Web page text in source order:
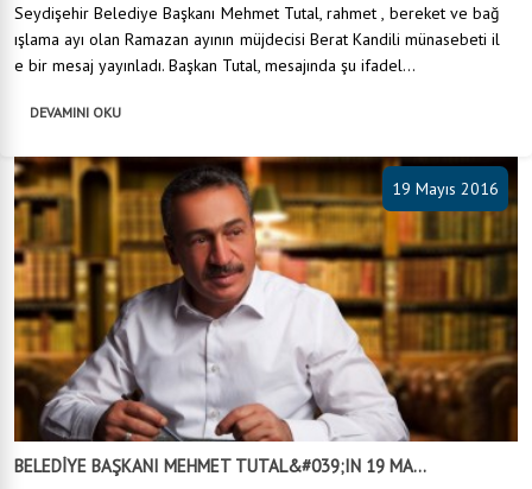
Seydişehir Belediye Başkanı Mehmet Tutal, rahmet , bereket ve bağ
ışlama ayı olan Ramazan ayının müjdecisi Berat Kandili münasebeti il
e bir mesaj yayınladı. Başkan Tutal, mesajında şu ifadel...
DEVAMINI OKU
19 Mayıs 2016
BELEDİYE BAŞKANI MEHMET TUTAL&#039;IN 19 MA...